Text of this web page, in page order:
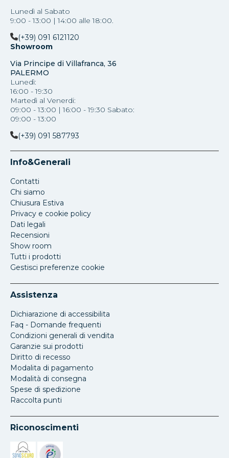
Lunedì al Sabato
9:00 - 13:00 | 14:00 alle 18:00.
(+39) 091 6121120
Showroom
Via Principe di Villafranca, 36
PALERMO
Lunedì:
16:00 - 19:30
Martedì al Venerdi:
09:00 - 13:00 | 16:00 - 19:30 Sabato:
09:00 - 13:00
(+39) 091 587793
Info&Generali
Contatti
Chi siamo
Chiusura Estiva
Privacy e cookie policy
Dati legali
Recensioni
Show room
Tutti i prodotti
Gestisci preferenze cookie
Assistenza
Dichiarazione di accessibilita
Faq - Domande frequenti
Condizioni generali di vendita
Garanzie sui prodotti
Diritto di recesso
Modalita di pagamento
Modalità di consegna
Spese di spedizione
Raccolta punti
Riconoscimenti